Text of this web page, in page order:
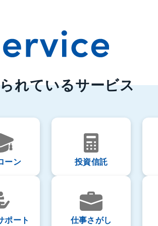
れているサービス
ーン 投資信託
ポート 仕事さがし